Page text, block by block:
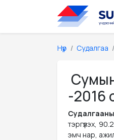
Нүүр Судалгаа
-2016
тэргүүлэх,
эмч нар,